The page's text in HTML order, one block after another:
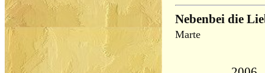
Nebenbei die
Marte